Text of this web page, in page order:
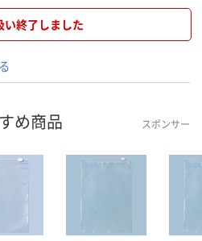
い終了しました
め商品 スポンサー